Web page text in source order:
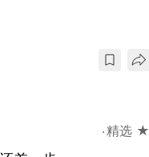
精选 ★